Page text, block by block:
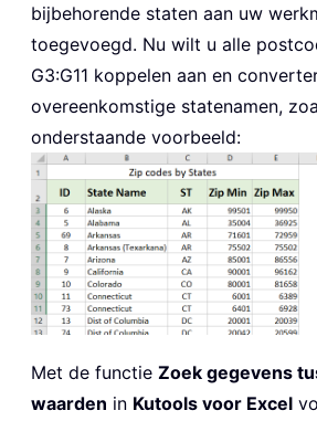
bijbehorende staten aan uw
toegevoegd. Nu wilt u alle
G3:G11 koppelen aan en
overeenkomstige statenamen,
onderstaande voorbeeld:
Met de functie Zoek gegevens
waarden in Kutools voor Excel